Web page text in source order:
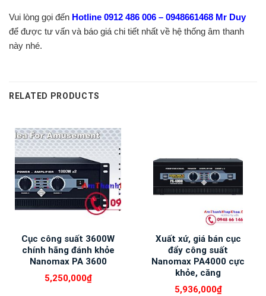
Vui lòng gọi đến Hotline 0912 486 006 – 0948661468 Mr Duy
để được tư vấn và báo giá chi tiết nhất về hệ thống âm thanh
này nhé.
RELATED PRODUCTS
Cục công suất 3600W
chính hãng đánh khỏe
Nanomax PA 3600
5,250,000₫
Xuất xứ, giá bán cục
đẩy công suất
Nanomax PA4000 cực
khỏe, căng
5,936,000₫